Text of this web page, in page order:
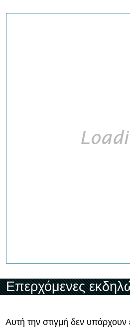
Επερχόμενες
Αυτή την στιγμή δεν